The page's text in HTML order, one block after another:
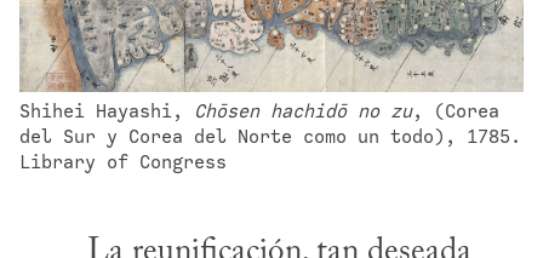
Shihei Hayashi, Chōsen hachidō no zu, (Corea
del Sur y Corea del Norte como un todo), 1785.
Library of Congress